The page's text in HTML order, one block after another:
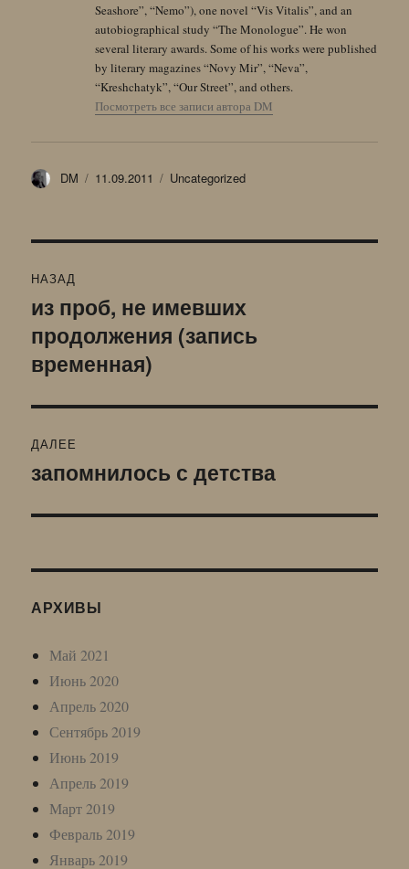
Seashore”, “Nemo”), one novel “Vis Vitalis”, and an
autobiographical study “The Monologue”. He won
several literary awards. Some of his works were published
by literary magazines “Novy Mir”, “Neva”,
“Kreshchatyk”, “Our Street”, and others.
Посмотреть все записи автора DM
Автор
DM Опубликовано
11.09.2011 Рубрики
Uncategorized
по
записям
НАЗАД
Предыдущая
запись:
из проб, не имевших
продолжения (запись
временная)
ДАЛЕЕ
Следующая
запомнилось с детства
АРХИВЫ
Май 2021
Июнь 2020
Апрель 2020
Сентябрь 2019
Июнь 2019
Апрель 2019
Март 2019
Февраль 2019
Январь 2019